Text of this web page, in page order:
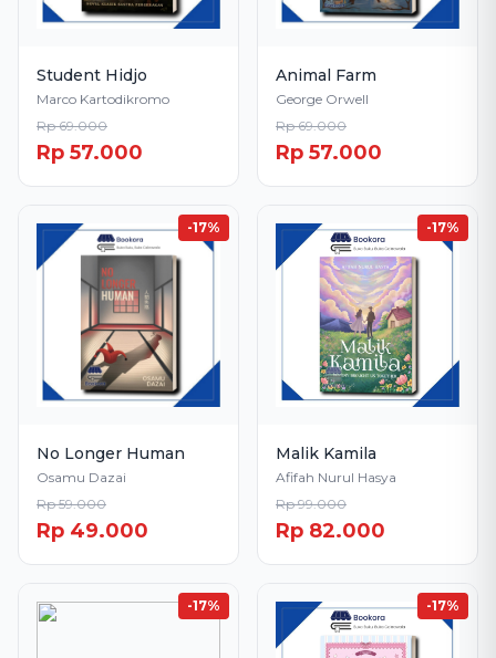
Student Hidjo
Marco Kartodikromo
Rp 69.000
Rp 57.000
Animal Farm
George Orwell
Rp 69.000
Rp 57.000
-17%
No Longer Human
Osamu Dazai
Rp 59.000
Rp 49.000
-17%
Malik Kamila
Afifah Nurul Hasya
Rp 99.000
Rp 82.000
-17% -17%